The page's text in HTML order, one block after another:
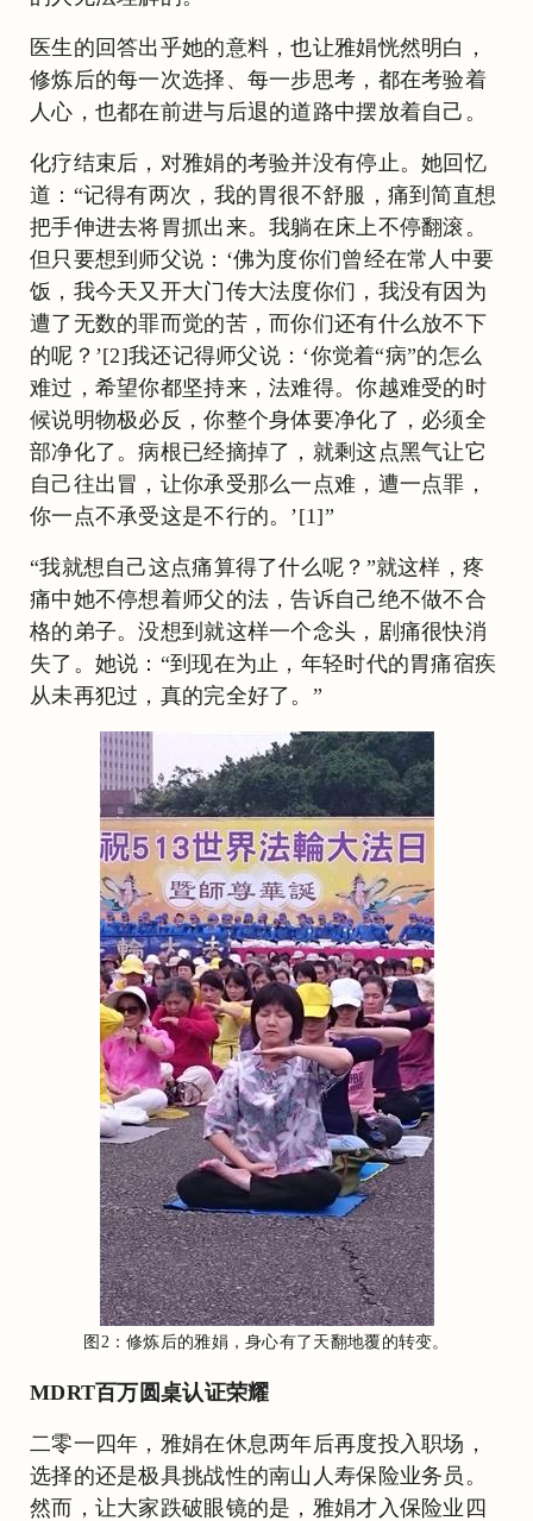
医生的回答出乎她的意料，也让雅娟恍然明白，
修炼后的每一次选择、每一步思考，都在考验着
人心，也都在前进与后退的道路中摆放着自己。
化疗结束后，对雅娟的考验并没有停止。她回忆
道：“记得有两次，我的胃很不舒服，痛到简直想
把手伸进去将胃抓出来。我躺在床上不停翻滚。
但只要想到师父说：‘佛为度你们曾经在常人中要
饭，我今天又开大门传大法度你们，我没有因为
遭了无数的罪而觉的苦，而你们还有什么放不下
的呢？’[2]我还记得师父说：‘你觉着“病”的怎么
难过，希望你都坚持来，法难得。你越难受的时
候说明物极必反，你整个身体要净化了，必须全
部净化了。病根已经摘掉了，就剩这点黑气让它
自己往出冒，让你承受那么一点难，遭一点罪，
你一点不承受这是不行的。’[1]”
“我就想自己这点痛算得了什么呢？”就这样，疼
痛中她不停想着师父的法，告诉自己绝不做不合
格的弟子。没想到就这样一个念头，剧痛很快消
失了。她说：“到现在为止，年轻时代的胃痛宿疾
从未再犯过，真的完全好了。”
图2：修炼后的雅娟，身心有了天翻地覆的转变。
MDRT百万圆桌认证荣耀
二零一四年，雅娟在休息两年后再度投入职场，
选择的还是极具挑战性的南山人寿保险业务员。
然而，让大家跌破眼镜的是，雅娟才入保险业四